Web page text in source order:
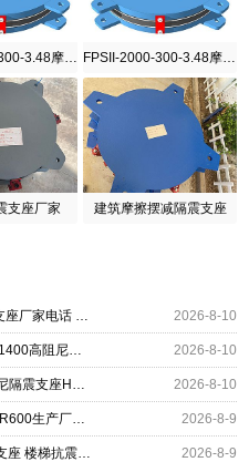
FPSII-3000-300-3.48摩擦摆隔震支座
支座厂家 建筑摩擦摆减隔震支座
抗震式橡胶隔震支座 LNR600天然橡胶支座厂家电话 建筑隔震支座HDR厂家 2026-8-10
建筑工程叠层橡胶隔震支座多少钱 HDR1400高阻尼隔震支座 圆形高阻尼橡胶隔震支座什么价格 2026-8-10
LNR水平力分散支座源头工厂 建筑高阻尼隔震支座HDR源头工厂 LNR800隔震支座价格 2026-8-10
HDR400支座厂家 建筑橡胶隔震支座LNR600生产厂家 LRB500铅芯支座生产厂家 2026-8-9
HDR600高阻尼支座生产厂家 小型隔震支座 楼梯抗震支座厂家 2026-8-9